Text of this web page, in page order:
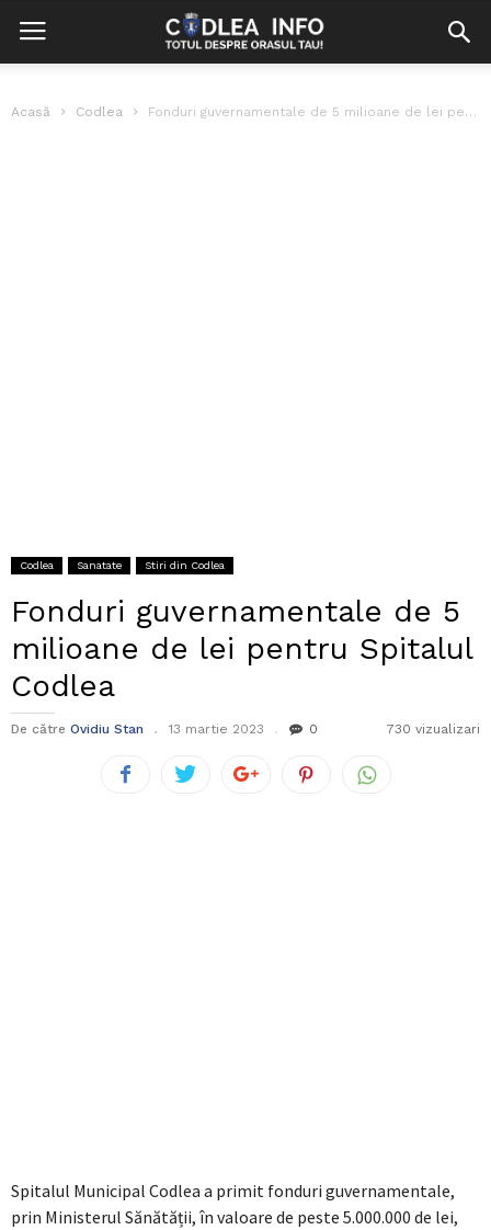
Acasă Codlea Fonduri guvernamentale de 5 milioane de lei pentru Spitalul Codlea
Codlea Sanatate Stiri din Codlea
Fonduri guvernamentale de 5
milioane de lei pentru Spitalul
Codlea
De către Ovidiu Stan 13 martie 2023 0 730 vizualizari
Spitalul Municipal Codlea a primit fonduri guvernamentale,
prin Ministerul Sănătății, în valoare de peste 5.000.000 de lei,